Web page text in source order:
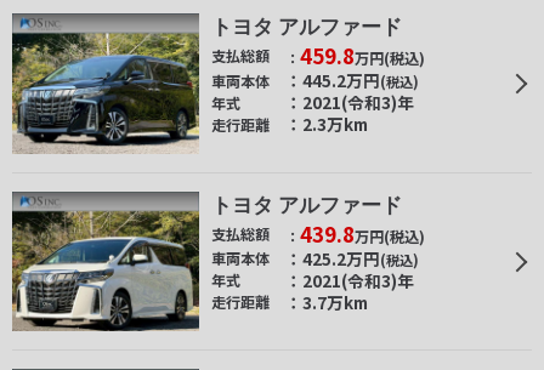
トヨタ アルファード
支払総額 459.8万円(税込)
車両本体
445.2万円(税込)
年式 2021(令和3)年
走行距離 2.3万km
トヨタ アルファード
支払総額 439.8万円(税込)
車両本体
425.2万円(税込)
年式 2021(令和3)年
走行距離 3.7万km